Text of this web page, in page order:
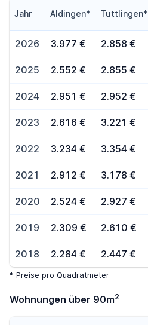
Jahr Aldingen* Tuttlingen*
2026 3.977 € 2.858 €
2025 2.552 € 2.855 €
2024 2.951 € 2.952 €
2023 2.616 € 3.221 €
2022 3.234 € 3.354 €
2021 2.912 € 3.178 €
2020 2.524 € 2.927 €
2019 2.309 € 2.610 €
2018 2.284 € 2.447 €
* Preise pro Quadratmeter
Wohnungen über 90m2